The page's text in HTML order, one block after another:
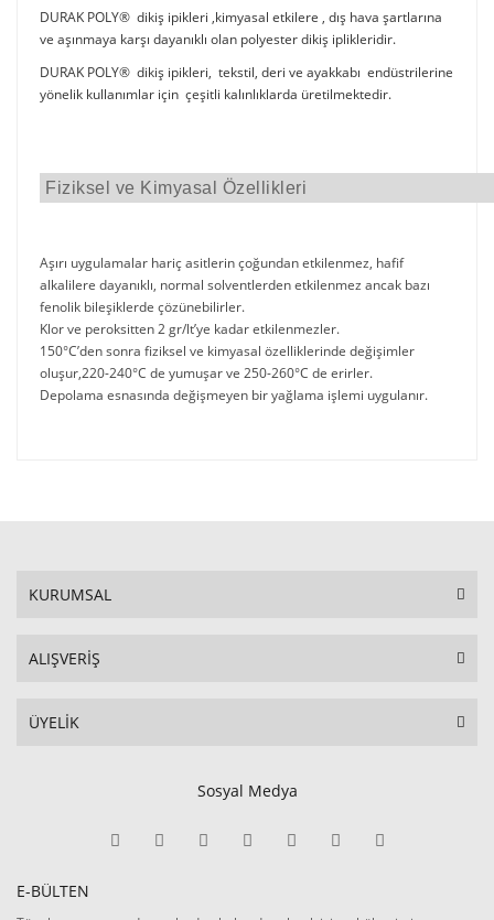
DURAK POLY® dikiş ipikleri ,kimyasal etkilere , dış hava şartlarına
ve aşınmaya karşı dayanıklı olan polyester dikiş iplikleridir.
DURAK POLY® dikiş ipikleri, tekstil, deri ve ayakkabı endüstrilerine
yönelik kullanımlar için çeşitli kalınlıklarda üretilmektedir.
Fiziksel ve Kimyasal Özellikleri
Aşırı uygulamalar hariç asitlerin çoğundan etkilenmez, hafif
alkalilere dayanıklı, normal solventlerden etkilenmez ancak bazı
fenolik bileşiklerde çözünebilirler.
Klor ve peroksitten 2 gr/lt’ye kadar etkilenmezler.
150°C’den sonra fiziksel ve kimyasal özelliklerinde değişimler
oluşur,220-240°C de yumuşar ve 250-260°C de erirler.
Depolama esnasında değişmeyen bir yağlama işlemi uygulanır.
KURUMSAL
ALIŞVERİŞ
ÜYELİK
Sosyal Medya
E-BÜLTEN